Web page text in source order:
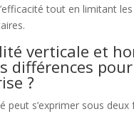
tout en limitant
verticale et
différences
?
peut s’exprimer sous deux